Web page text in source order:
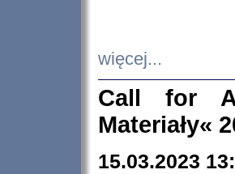
więcej...
Call for
Materiały«
15.03.2023